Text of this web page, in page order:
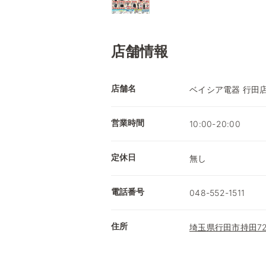
店舗情報
店舗名 ベイシア電器 行田
営業時間 10:00-20:00
定休日 無し
電話番号 048-552-1511
住所 埼玉県行田市持田